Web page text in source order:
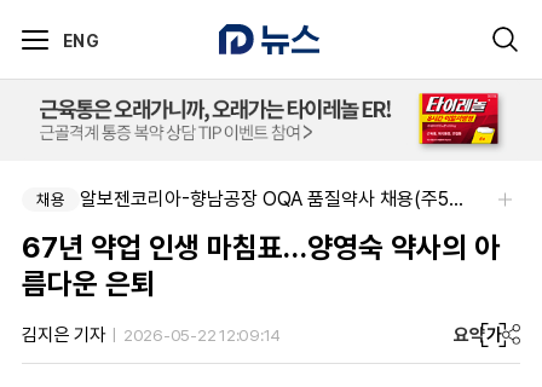
ENG
채용 알보젠코리아-향남공장 OQA 품질약사 채용(주5일/파트타임 가능)
67년 약업 인생 마침표…양영숙 약사의 아
름다운 은퇴
김지은 기자 2026-05-22 12:09:14 요약가